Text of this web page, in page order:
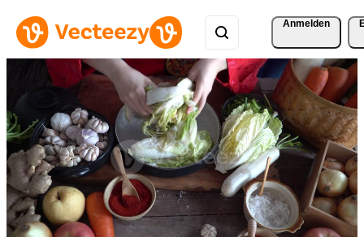
Anmelden